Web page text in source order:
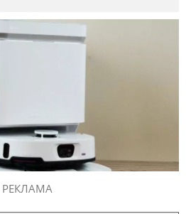
РЕКЛАМА